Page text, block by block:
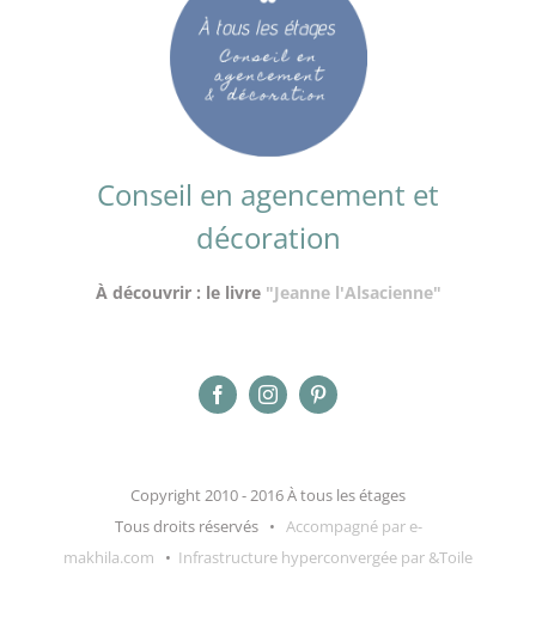
Conseil en agencement et
décoration
À découvrir : le livre "Jeanne l'Alsacienne"
Copyright 2010 - 2016 À tous les étages
Tous droits réservés • Accompagné par e-
makhila.com • Infrastructure hyperconvergée par &Toile